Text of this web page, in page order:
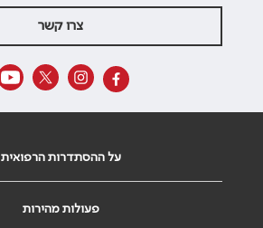
צרו קשר
על ההסתדרות הרפואית
פעולות מהירות